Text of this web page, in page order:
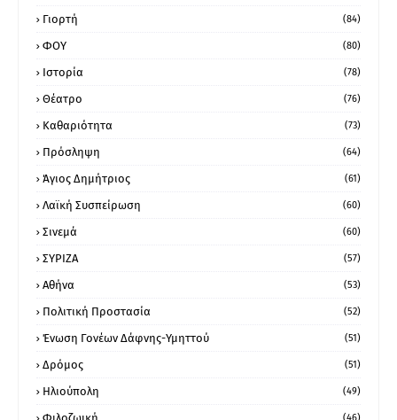
Γιορτή (84)
ΦΟΥ (80)
Ιστορία (78)
Θέατρο (76)
Καθαριότητα (73)
Πρόσληψη (64)
Άγιος Δημήτριος (61)
Λαϊκή Συσπείρωση (60)
Σινεμά (60)
ΣΥΡΙΖΑ (57)
Αθήνα (53)
Πολιτική Προστασία (52)
Ένωση Γονέων Δάφνης-Υμηττού (51)
Δρόμος (51)
Ηλιούπολη (49)
(46)